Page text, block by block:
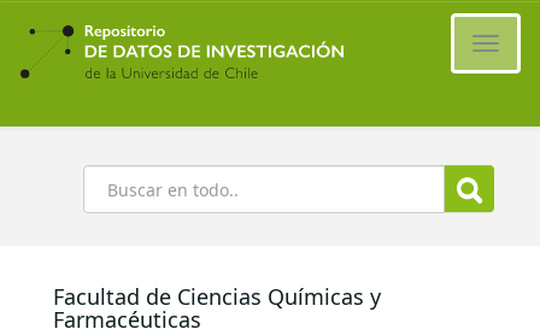
Ir
contenido
principal
Buscar
Facultad de Ciencias Químicas y
Farmacéuticas